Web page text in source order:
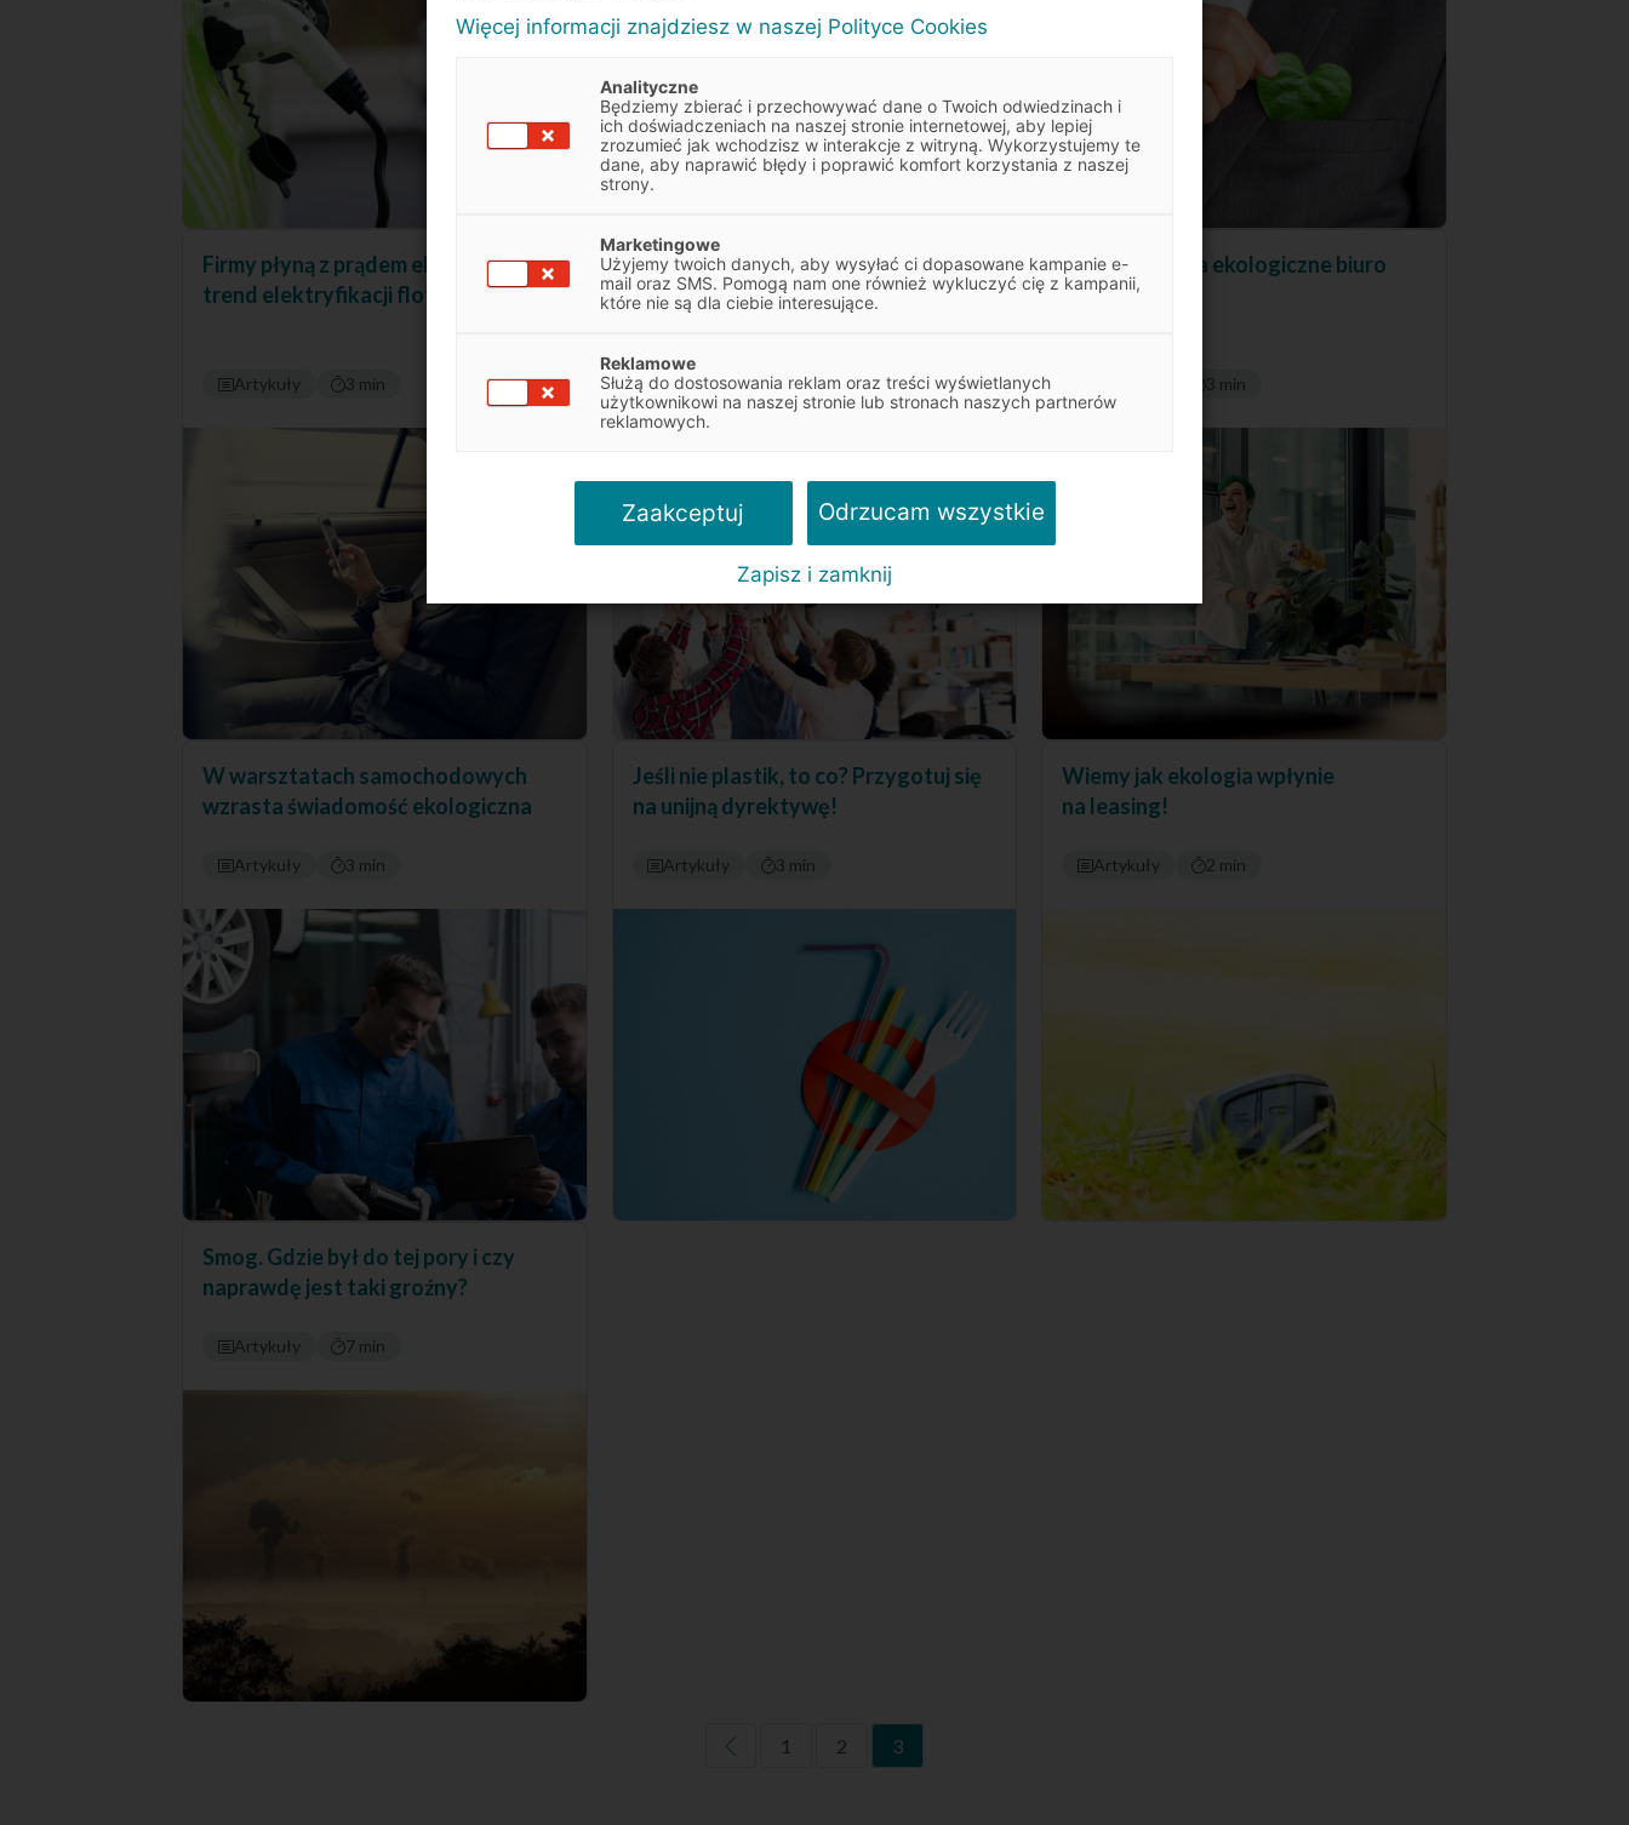
Firmy płyną z prądem ekologii – nowy
trend elektryfikacji flot
Artykuły 3 min
CSR, czyli społeczna
odpowiedzialność biznesu – jak to się
Artykuły 7 min
5 pomysłów na ekologiczne biuro
3 min
W warsztatach samochodowych
wzrasta świadomość ekologiczna
Artykuły 3 min
Jeśli nie plastik, to co? Przygotuj się
na unijną dyrektywę!
Artykuły 3 min
Wiemy jak ekologia wpłynie
na leasing!
Artykuły 2 min
Smog. Gdzie był do tej pory i czy
naprawdę jest taki groźny?
Artykuły 7 min
1 2 3
Więcej informacji znajdziesz w naszej Polityce Cookies
Analityczne
Będziemy zbierać i przechowywać dane o Twoich odwiedzinach i
ich doświadczeniach na naszej stronie internetowej, aby lepiej
zrozumieć jak wchodzisz w interakcje z witryną. Wykorzystujemy te
dane, aby naprawić błędy i poprawić komfort korzystania z naszej
strony.
Marketingowe
Użyjemy twoich danych, aby wysyłać ci dopasowane kampanie e-
mail oraz SMS. Pomogą nam one również wykluczyć cię z kampanii,
które nie są dla ciebie interesujące.
Reklamowe
Służą do dostosowania reklam oraz treści wyświetlanych
użytkownikowi na naszej stronie lub stronach naszych partnerów
reklamowych.
Zaakceptuj Odrzucam wszystkie
Zapisz i zamknij